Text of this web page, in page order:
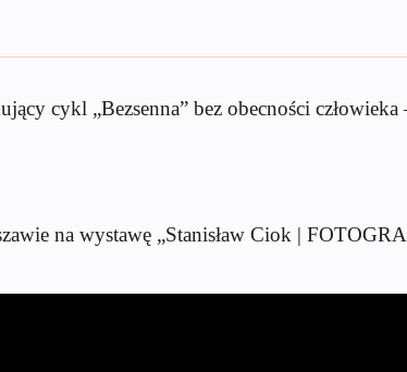
cykl „Bezsenna” bez obecności
na wystawę „Stanisław Ciok |